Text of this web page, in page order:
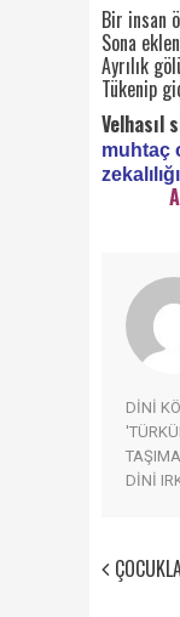
Bir insan
Sona
Ayrılık
Tükenip
Velhasıl
muhtaç
DİNİ
DİNİ